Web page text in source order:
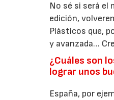
No sé si será el
edición,
Plásticos que,
y avanzada…
¿Cuáles son
lograr unos
España, por